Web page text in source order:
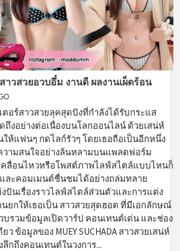
าวสวยอวบอึ๋ม งานดี ผลงานเผ็ดร้อน
อเตอร์สาวสวยลุคสุดปังที่กำลังได้รับกระแส
งอย่างต่อเนื่องบนโลกออนไลน์ ด้วยเสน่ห์
ห้แฟนๆ กดไลก์รัวๆ โดยเธอถือเป็นอีกหนึ่ง
ามสนใจอย่างล้นหลามบนแพลตฟอร์ม
เคลื่อนไหวหรือโพสต์ภาพไลฟ์สไตล์แบบไหนก็
ละคอมเมนต์ชื่นชมได้อย่างถล่มทลาย
ปันเรื่องราวไลฟ์สไตล์ส่วนตัวและการแต่ง
ยกให้เธอเป็น สาวสวยสุดฮอต ที่มีเอกลักษณ์
บรวมข้อมูลเปิดวาร์ป คอนเทนต์เด่น และช่อง
ข้อมูลของ MUEY SUCHADA สาวสวยเสน่ห์
กถึงคอนเทนต์ในวงการ...